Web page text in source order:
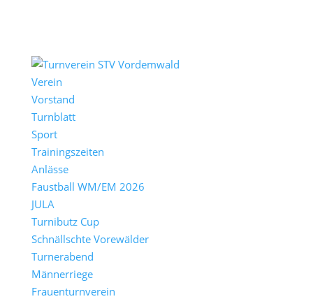
Verein
Vorstand
Turnblatt
Sport
Trainingszeiten
Anlässe
Faustball WM/EM 2026
JULA
Turnibutz Cup
Schnällschte Vorewälder
Turnerabend
Männerriege
Frauenturnverein